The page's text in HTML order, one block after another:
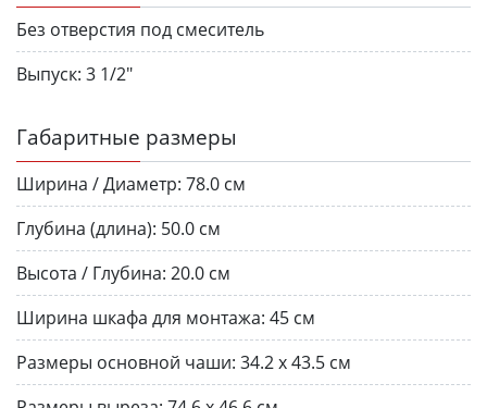
Без отверстия под смеситель
Выпуск: 3 1/2"
Габаритные размеры
Ширина / Диаметр: 78.0 см
Глубина (длина): 50.0 см
Высота / Глубина: 20.0 см
Ширина шкафа для монтажа: 45 см
Размеры основной чаши: 34.2 х 43.5 см